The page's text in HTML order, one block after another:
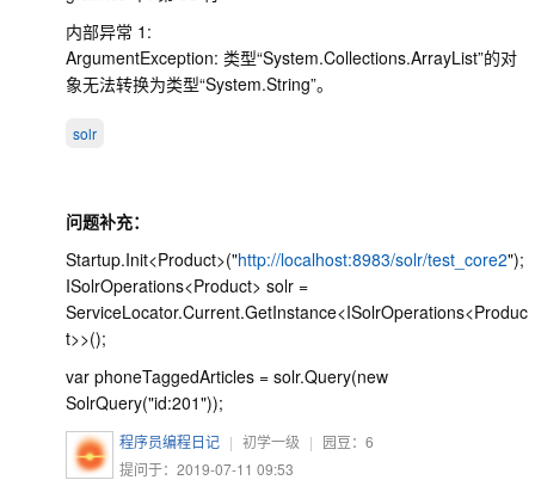
内部异常 1:
ArgumentException: 类型“System.Collections.ArrayList”的对
象无法转换为类型“System.String”。
solr
问题补充：
Startup.Init<Product>("http://localhost:8983/solr/test_core2");
ISolrOperations<Product> solr =
ServiceLocator.Current.GetInstance<ISolrOperations<Produc
t>>();
var phoneTaggedArticles = solr.Query(new
SolrQuery("id:201"));
程序员编程日记 | 初学一级 | 园豆： 6
提问于：2019-07-11 09:53